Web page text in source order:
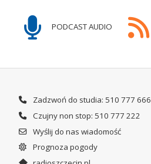
PODCAST AUDIO
Zadzwoń do studia: 510 777 666
Czujny non stop: 510 777 222
Wyślij do nas wiadomość
Prognoza pogody